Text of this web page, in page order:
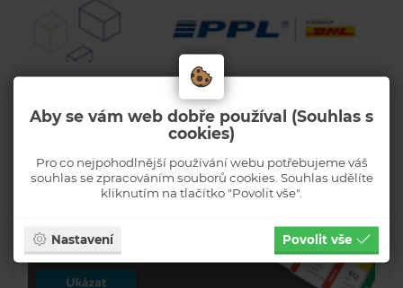
Aby se vám web dobře používal (Souhlas s
cookies)
Pro co nejpohodlnější používání webu potřebujeme váš
souhlas se zpracováním souborů cookies. Souhlas udělíte
kliknutím na tlačítko "Povolit vše".
Nastavení Povolit vše